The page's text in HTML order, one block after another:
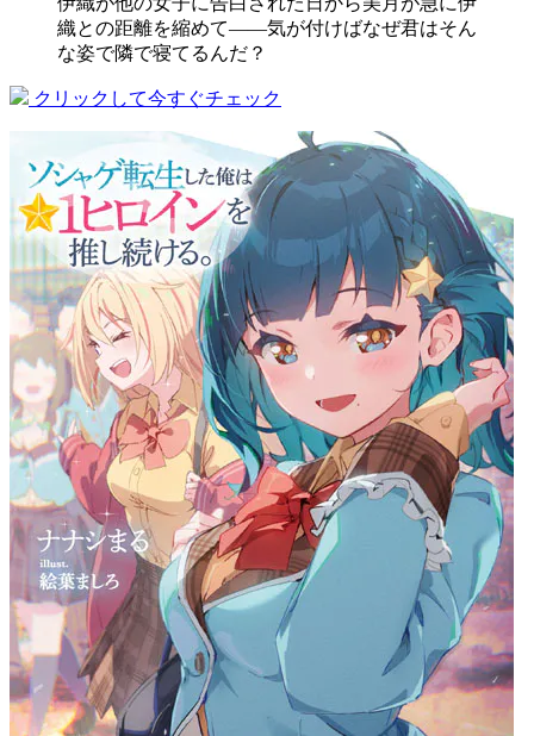
織との距離を縮めて――気が付けばなぜ君はそん
な姿で隣で寝てるんだ？
クリックして今すぐチェック